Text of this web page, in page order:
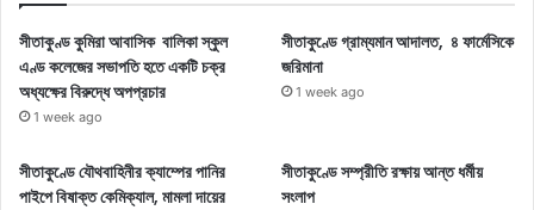
সীতাকুণ্ড কুমিরা আবাসিক বালিকা স্কুল
এণ্ড কলেজের সভাপতি হতে একটি চক্র
অধ্যক্ষের বিরুদ্ধে অপপ্রচার
1 week ago
সীতাকুণ্ডে গ্রাম্যমান আদালত, ৪ ফার্মেসিকে
জরিমানা
1 week ago
সীতাকুণ্ডে যৌথবাহিনীর ক্যাম্পের পানির
পাইপে বিষাক্ত কেমিক্যাল, মামলা দায়ের
সীতাকুণ্ডে সম্প্রীতি রক্ষায় আন্ত ধর্মীয়
সংলাপ